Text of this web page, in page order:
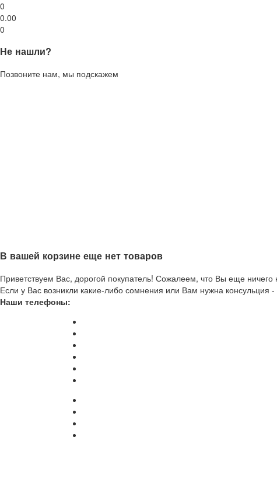
0
0.00
0
Не нашли?
Позвоните нам, мы подскажем
В вашей корзине еще нет товаров
Приветствуем Вас, дорогой покупатель! Сожалеем, что Вы еще ничего
Если у Вас возникли какие-либо сомнения или Вам нужна
Наши телефоны: